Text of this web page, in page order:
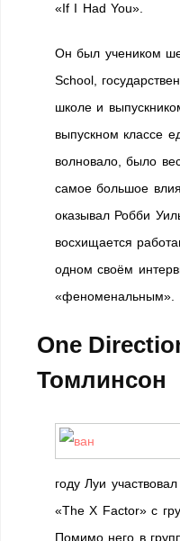
«If I Had You».
Он был учеником
School,
школе и
выпускном классе
волновало, было
самое большое
оказывал Робби
восхищается
одном своём
«феноменальным».
One
Томлинсон
году Луи
«The X Factor» с
Помимо него в